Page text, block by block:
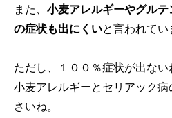
また、 小麦アレルギーやグル
の症状も出にくいと言われてい
ただし、１００％症状が出な
小麦アレルギーとセリアック
さいね。